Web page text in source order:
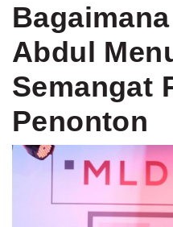
Abdul
Semangat
Penonton